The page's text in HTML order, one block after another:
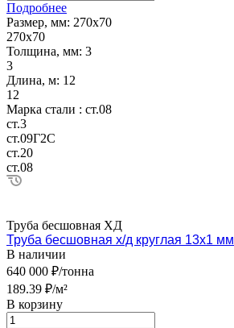
Подробнее
Размер, мм: 270х70
270х70
Толщина, мм: 3
3
Длина, м: 12
12
Марка стали : ст.08
ст.3
ст.09Г2С
ст.20
ст.08
Труба бесшовная ХД
Труба бесшовная х/д круглая 13х1 мм
В наличии
640 000 ₽/тонна
189.39 ₽/м²
В корзину